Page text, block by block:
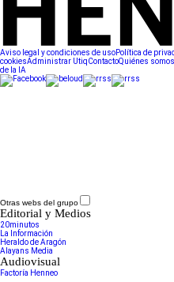
Aviso legal y condiciones de usoPolítica de
cookiesAdministrar UtiqContactoQuiénes somos
de la IA
Otras webs del grupo
Editorial y Medios
20minutos
La Información
Heraldo de Aragón
Alayans Media
Audiovisual
Factoría Henneo